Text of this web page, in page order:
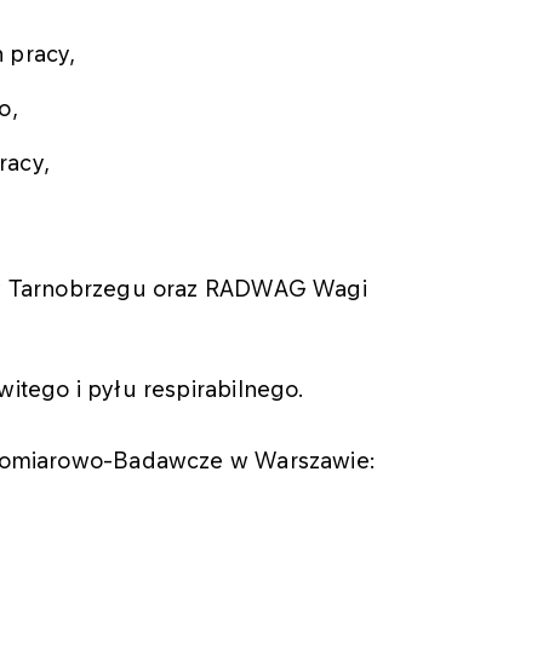
pracy,
oraz RADWAG Wagi
i pyłu respirabilnego.
Badawcze w Warszawie: